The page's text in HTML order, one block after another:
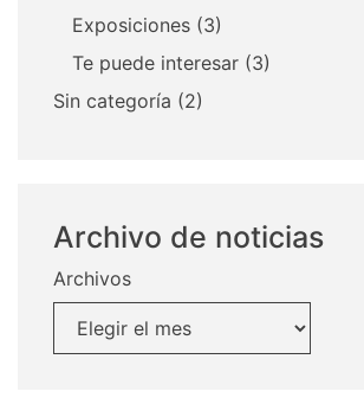
Exposiciones (3)
Te puede interesar (3)
Sin categoría (2)
Archivo de noticias
Archivos